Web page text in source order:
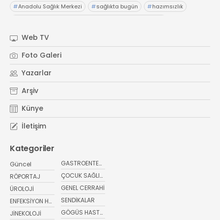
#Anadolu Sağlık Merkezi #sağlıkta bugün #hazımsızlık
# Dr. İsmail Çalıkoğlu
#sağlıkta bugünElensilia Arbutin Serum #K-Land
Web TV
Foto Galeri
Yazarlar
Arşiv
Künye
İletişim
Kategoriler
Güncel
RÖPORTAJ
ÜROLOJİ
ENFEKSİYON HASTALIKLARI
JİNEKOLOJİ
GASTROENTEROLOJİ
ÇOCUK SAĞLIĞI VE HASTALIKLARI
GENEL CERRAHİ
SENDİKALAR
GÖGÜS HASTALIKLARI